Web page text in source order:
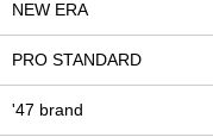
NEW ERA
PRO STANDARD
'47 brand